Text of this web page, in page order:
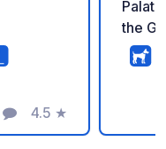
4.5
Valutazione
★
the